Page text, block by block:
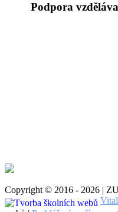
Podpora
Copyright © 2016 - 2026 |